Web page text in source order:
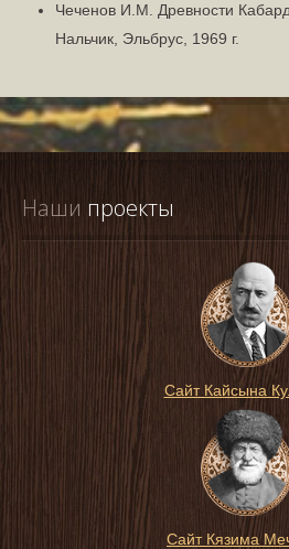
Чеченов И.М. Древности
Нальчик, Эльбрус, 1969 г.
Наши проекты
Сайт Кайсына
Сайт Кязима